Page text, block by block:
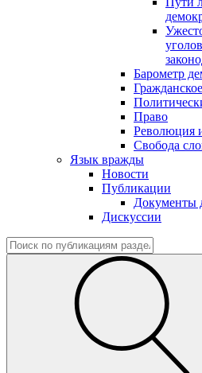
Барометр
Право
Революция
Свобода
Язык вражды
Новости
Публикации
Документы
Дискуссии